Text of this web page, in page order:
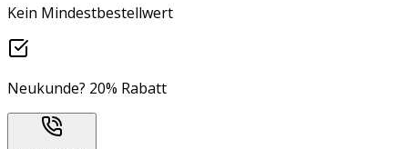
Kein Mindestbestellwert
Neukunde? 20% Rabatt